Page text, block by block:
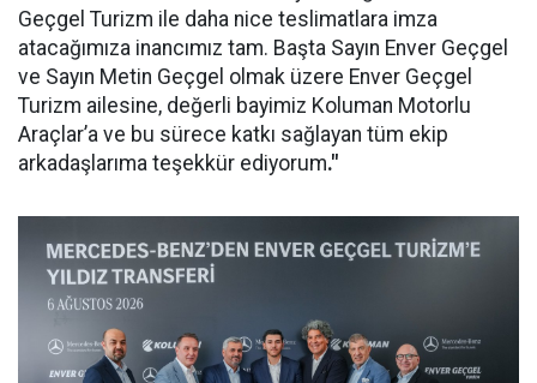
Geçgel Turizm ile daha nice teslimatlara imza
atacağımıza inancımız tam. Başta Sayın Enver Geçgel
ve Sayın Metin Geçgel olmak üzere Enver Geçgel
Turizm ailesine, değerli bayimiz Koluman Motorlu
Araçlar’a ve bu sürece katkı sağlayan tüm ekip
arkadaşlarıma teşekkür ediyorum."